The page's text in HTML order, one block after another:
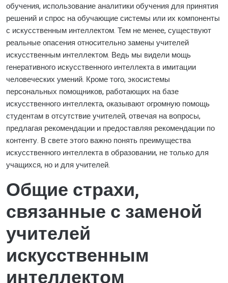
обучения, использование аналитики обучения для принятия
решений и спрос на обучающие системы или их компоненты
с искусственным интеллектом. Тем не менее, существуют
реальные опасения относительно замены учителей
искусственным интеллектом. Ведь мы видели мощь
генеративного искусственного интеллекта в имитации
человеческих умений. Кроме того, экосистемы
персональных помощников, работающих на базе
искусственного интеллекта, оказывают огромную помощь
студентам в отсутствие учителей, отвечая на вопросы,
предлагая рекомендации и предоставляя рекомендации по
контенту. В свете этого важно понять преимущества
искусственного интеллекта в образовании, не только для
учащихся, но и для учителей.
Общие страхи,
связанные с заменой
учителей
искусственным